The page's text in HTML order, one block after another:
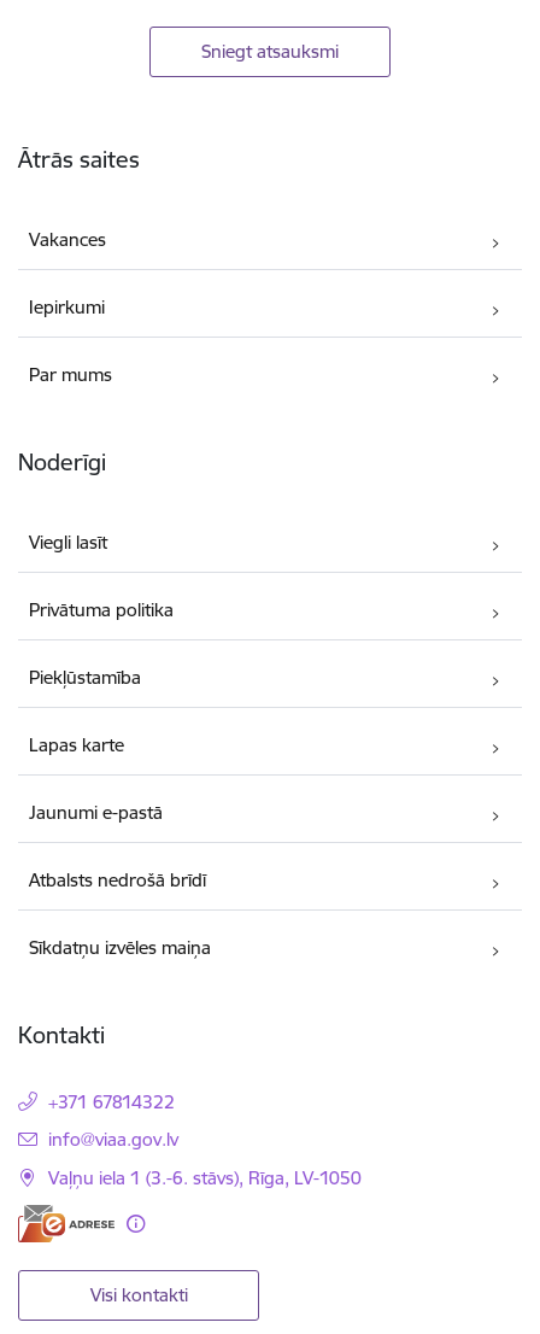
Sniegt atsauksmi
Ātrās saites
Vakances
Iepirkumi
Par mums
Noderīgi
Viegli lasīt
Privātuma politika
Piekļūstamība
Lapas karte
Jaunumi e-pastā
Atbalsts nedrošā brīdī
Sīkdatņu izvēles maiņa
Kontakti
+371 67814322
E-pasts:
info@viaa.gov.lv
Vaļņu iela 1 (3.-6. stāvs), Rīga, LV-1050
Visi kontakti